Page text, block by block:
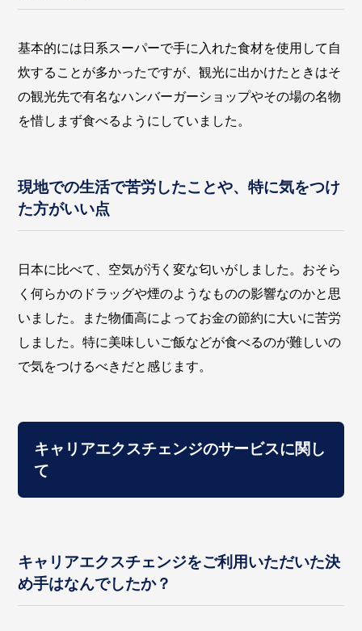
基本的には日系スーパーで手に入れた食材を使用して自
炊することが多かったですが、観光に出かけたときはそ
の観光先で有名なハンバーガーショップやその場の名物
を惜しまず食べるようにしていました。
現地での生活で苦労したことや、特に気をつけ
た方がいい点
日本に比べて、空気が汚く変な匂いがしました。おそら
く何らかのドラッグや煙のようなものの影響なのかと思
いました。また物価高によってお金の節約に大いに苦労
しました。特に美味しいご飯などが食べるのが難しいの
で気をつけるべきだと感じます。
キャリアエクスチェンジのサービスに関し
て
キャリアエクスチェンジをご利用いただいた決
め手はなんでしたか？